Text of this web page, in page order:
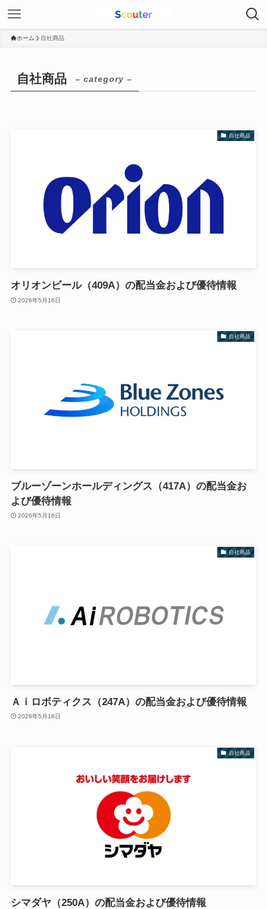
ホーム 自社商品
自社商品 – category –
自社商品
オリオンビール（409A）の配当金および優待情報
2026年5月16日
自社商品
ブルーゾーンホールディングス（417A）の配当金お
よび優待情報
2026年5月16日
自社商品
Ａｉロボティクス（247A）の配当金および優待情報
2026年5月16日
自社商品
シマダヤ（250A）の配当金および優待情報